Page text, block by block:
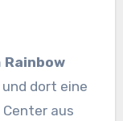
Rainbow
dort eine
aus